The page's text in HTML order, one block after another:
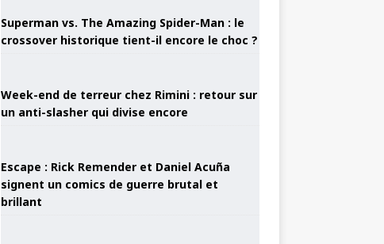
Superman vs. The Amazing Spider-Man : le
crossover historique tient-il encore le choc ?
Week-end de terreur chez Rimini : retour sur
un anti-slasher qui divise encore
Escape : Rick Remender et Daniel Acuña
signent un comics de guerre brutal et
brillant